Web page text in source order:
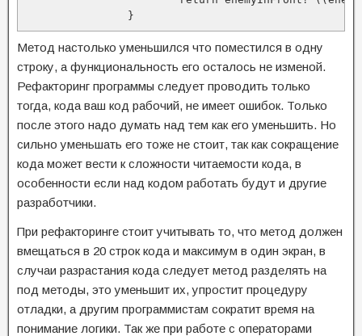
		}
Метод настолько уменьшился что поместился в одну
строку, а функциональность его осталось не изменой.
Рефакторинг программы следует проводить только
тогда, кода ваш код рабочий, не имеет ошибок. Только
после этого надо думать над тем как его уменьшить. Но
сильно уменьшать его тоже не стоит, так как сокращение
кода может вести к сложности читаемости кода, в
особенности если над кодом работать будут и другие
разработчики.
При рефакторинге стоит учитывать то, что метод должен
вмещаться в 20 строк кода и максимум в один экран, в
случаи разрастания кода следует метод разделять на
под методы, это уменьшит их, упростит процедуру
отладки, а другим программистам сократит время на
понимание логики. Так же при работе с операторами